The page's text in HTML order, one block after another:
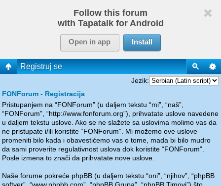
Follow this forum
with Tapatalk for Android
Open in app Install
Registruj se
Jezik:
FONForum - Registracija
Pristupanjem na “FONForum” (u daljem tekstu “mi”, “naš”,
“FONForum”, “http://www.fonforum.org”), prihvatate uslove navedene
u daljem tekstu uslove. Ako se ne slažete sa uslovima molimo vas da
ne pristupate i/ili koristite “FONForum”. Mi možemo ove uslove
promeniti bilo kada i obavestićemo vas o tome, mada bi bilo mudro
da sami proverite regulativnost uslova dok koristite “FONForum”.
Posle izmena to znači da prihvatate nove uslove.
Naše forume pokreće phpBB (u daljem tekstu “oni”, “njihov”, “phpBB